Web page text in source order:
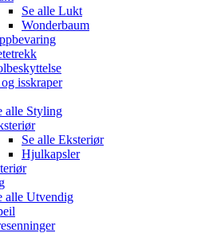
Se alle Lukt
Wonderbaum
isskraper
alle Styling
Se alle Eksteriør
Hjulkapsler
alle Utvendig